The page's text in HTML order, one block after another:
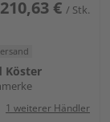
210,63 € / Stk.
Köster
1 weiterer Händler